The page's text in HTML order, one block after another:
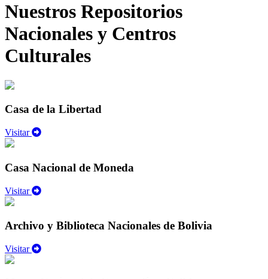
Nuestros Repositorios
Nacionales y Centros
Culturales
Casa de la Libertad
Visitar
Casa Nacional de Moneda
Visitar
Archivo y Biblioteca Nacionales de Bolivia
Visitar